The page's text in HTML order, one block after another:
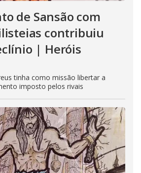
de Sansão com
contribuiu
| Heróis
tinha como missão libertar a
imposto pelos rivais